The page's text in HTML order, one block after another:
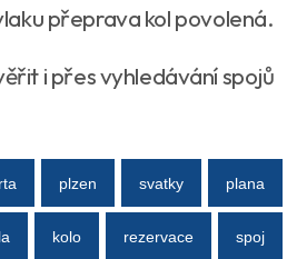
přeprava kol povolená.
i přes vyhledávání spojů
plzen svatky plana
kolo rezervace spoj